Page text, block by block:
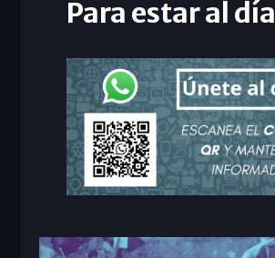
Para estar al día